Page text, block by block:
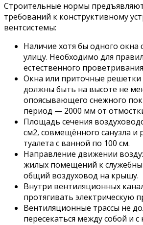
Строительные нормы
требований к конструктивному
вентсистемы:
Наличие хотя бы одного окна
улицу. Необходимо для
естественного
Окна или приточные решетки
должны быть на высоте не
опоясывающего снежного
период — 2000 мм от
Площадь сечения
см2, совмещённого санузла и
туалета с ванной по 100 см.
Направление движении
жилых помещений к
общий воздуховод на крышу.
Внутри вентиляционных
протягивать электрическую
Вентиляционные трассы не
пересекаться между собой и